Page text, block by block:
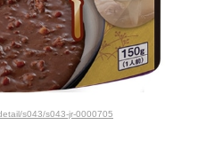
s043/s043-jr-0000705